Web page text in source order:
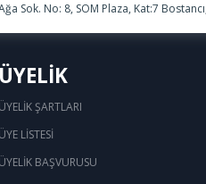
Sok. No: 8, SOM Plaza, Kat:7
ÜYELİK
ÜYELİK ŞARTLARI
ÜYE LİSTESİ
ÜYELİK BAŞVURUSU